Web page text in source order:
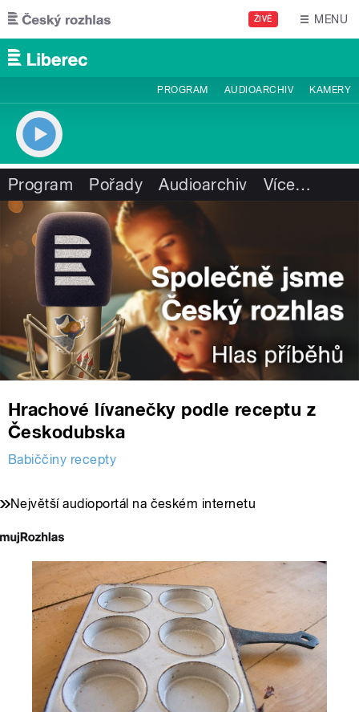
Přejít k hlavnímu obsahu
ŽIVĚ MENU
PROGRAM AUDIOARCHIV KAMERY
Program Pořady Audioarchiv Více…
Hrachové lívanečky podle receptu z
Českodubska
Babiččiny recepty
Největší audioportál na českém internetu